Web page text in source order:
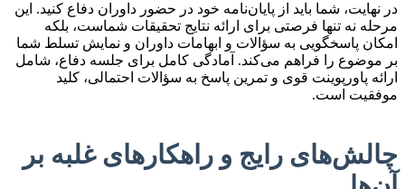
در نهایت، شما باید از پایان‌نامه خود در حضور داوران دفاع کنید. این
مرحله نه تنها فرصتی برای ارائه نتایج تحقیقات شماست، بلکه
امکان پاسخگویی به سؤالات و ابهامات داوران و نمایش تسلط شما
بر موضوع را فراهم می‌کند. آمادگی کامل برای جلسه دفاع، شامل
ارائه پاورپوینت قوی و تمرین پاسخ به سؤالات احتمالی، کلید
موفقیت است.
چالش‌های رایج و راهکارهای غلبه بر